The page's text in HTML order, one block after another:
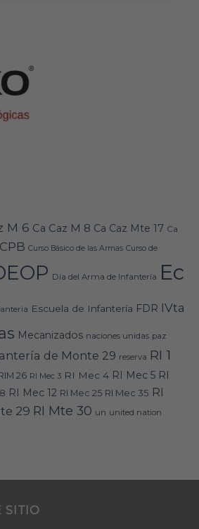
M 6 Ca Caz M 8 Ca Caz Mte 17 Ca
CPB Curso Básico de las Armas Curso de
Día del Arma de Infantería Ec
Escuela de Infantería FDR IVta
Mecanizados naciones unidas paz
de Monte 29 reserva RI 1
26 RI Mec 3 RI Mec 4 RI Mec 5 RI
RI Mec 12 RI Mec 25 RI Mec 35 RI
29 RI Mte 30 un united nation
SITIO